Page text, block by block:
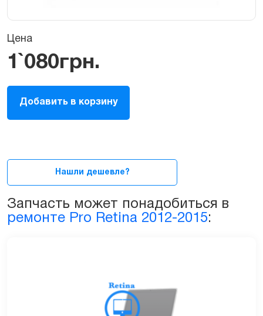
Цена
1`080грн.
Шлейф
LCD
(дисплея,
Pro
2012-
2013
Добавить в корзину
Нашли дешевле?
Запчасть может понадобиться в
ремонте Pro Retina 2012-2015: